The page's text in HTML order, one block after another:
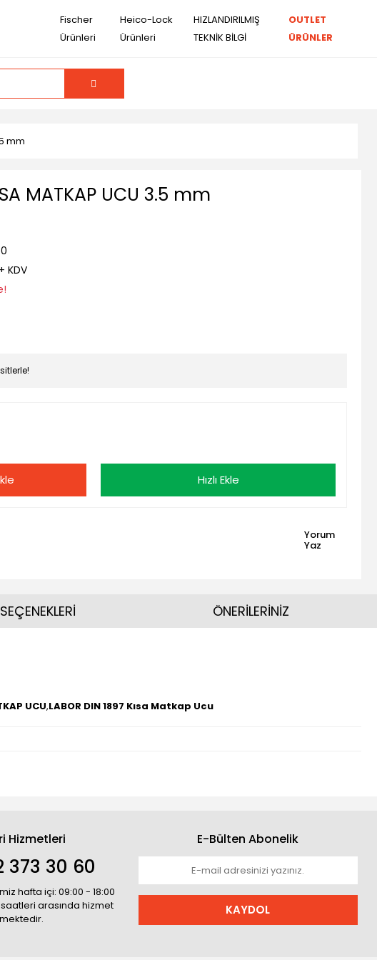
Fischer
Ürünleri
Heico-Lock
Ürünleri
HIZLANDIRILMIŞ
TEKNİK BİLGİ
OUTLET
ÜRÜNLER
mm
MATKAP UCU 3.5 mm
KDV
Hızlı Ekle
Yorum
Yaz
UCU,LABOR DIN 1897 Kısa Matkap Ucu
ÖNERİLERİNİZ
Hizmetleri
373 30 60
hafta içi: 09:00 - 18:00
saatleri arasında hizmet
E-Bülten Abonelik
KAYDOL